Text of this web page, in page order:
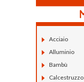
Acciaio
Alluminio
Bambù
Calcestruzzo